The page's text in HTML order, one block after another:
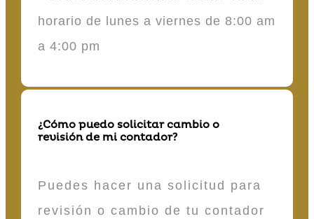
horario de lunes a viernes de 8:00 am
a 4:00 pm
¿Cómo puedo solicitar cambio o
revisión de mi contador?
Puedes hacer una solicitud para
revisión o cambio de tu contador